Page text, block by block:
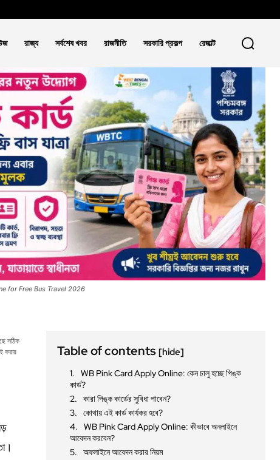
রাজ্য সর্বশেষ খবর রাজনীতি সরকারি প্রকল্প রেজাল্ট
for Free Bus Travel 2026
সঠিক
করার
Table of contents[hide]
WB Pink Card Apply Online: কেন চালু হচ্ছে পিঙ্ক
কার্ড?
কারা পিঙ্ক কার্ডের সুবিধা পাবেন?
কোথায় এই কার্ড কার্যকর হবে?
WB Pink Card Apply Online: কীভাবে অনলাইনে
আবেদন করবেন?
অফলাইনে আবেদন করার নিয়ম